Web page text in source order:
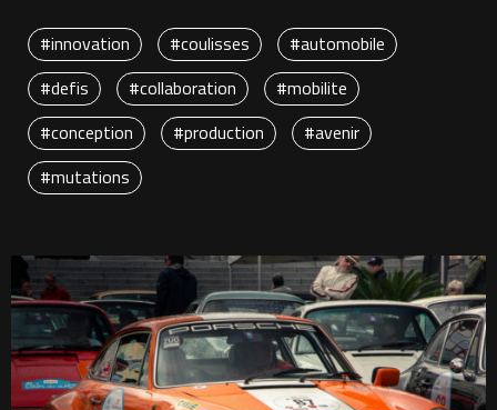
#innovation #coulisses
#automobile
#defis
#collaboration
#mobilite
#conception
#production
#avenir
#mutations